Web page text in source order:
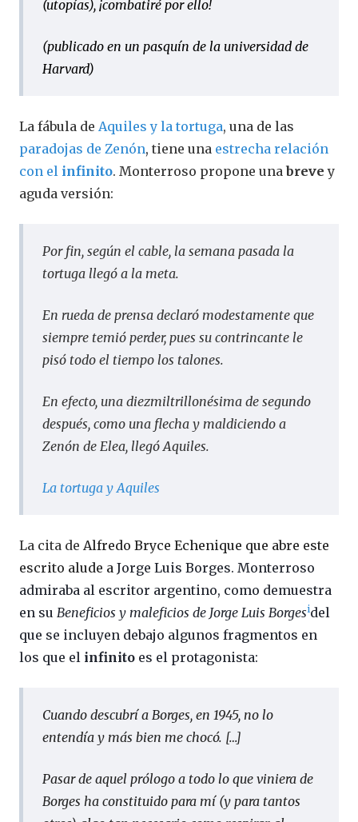
(utopías), ¡combatiré por ello!
(publicado en un pasquín de la universidad de
Harvard)
La fábula de Aquiles y la tortuga, una de las
paradojas de Zenón, tiene una estrecha relación
con el infinito. Monterroso propone unabreve y
aguda versión:
Por fin, según el cable, la semana pasada la
tortuga llegó a la meta.
En rueda de prensa declaró modestamente que
siempre temió perder, pues su contrincante le
pisó todo el tiempo los talones.
En efecto, una diezmiltrillonésima de segundo
después, como una flecha y maldiciendo a
Zenón de Elea, llegó Aquiles.
La tortuga y Aquiles
La cita de Alfredo Bryce Echenique que abre este
escrito alude a Jorge Luis Borges. Monterroso
admiraba al escritor argentino, como demuestra
en su Beneficios y maleficios de Jorge Luis Borgesidel
que se incluyen debajo algunos fragmentos en
los que el infinito es el protagonista:
Cuando descubrí a Borges, en 1945, no lo
entendía y más bien me chocó. […]
Pasar de aquel prólogo a todo lo que viniera de
Borges ha constituido para mí (y para tantos